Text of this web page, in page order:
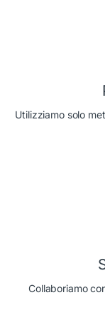
Utilizziamo solo
Collaboriamo